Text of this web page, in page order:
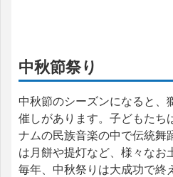
中秋節祭り
中秋節のシーズンになると、
催しがあります。子どもたち
ナムの民族音楽の中で伝統舞
は月餅や提灯など、様々なお
毎年、中秋祭りは大成功で終